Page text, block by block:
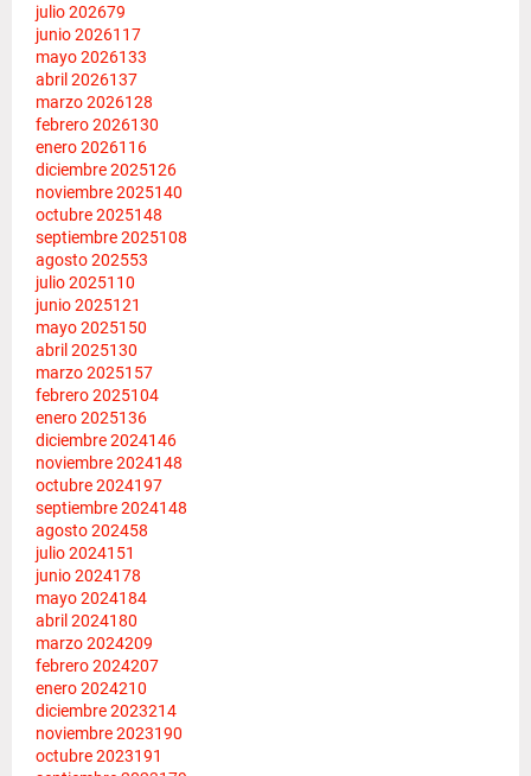
julio 202679
junio 2026117
mayo 2026133
abril 2026137
marzo 2026128
febrero 2026130
enero 2026116
diciembre 2025126
noviembre 2025140
octubre 2025148
septiembre 2025108
agosto 202553
julio 2025110
junio 2025121
mayo 2025150
abril 2025130
marzo 2025157
febrero 2025104
enero 2025136
diciembre 2024146
noviembre 2024148
octubre 2024197
septiembre 2024148
agosto 202458
julio 2024151
junio 2024178
mayo 2024184
abril 2024180
marzo 2024209
febrero 2024207
enero 2024210
diciembre 2023214
noviembre 2023190
octubre 2023191